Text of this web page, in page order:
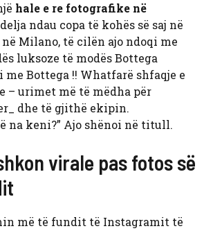
hale e re fotografike në
ndau copa të kohës së saj në
Milano, të cilën ajo ndoqi me
luksoze të modës Bottega
me Bottega !! Whatfarë shfaqje e
– urimet më të mëdha për
dhe të gjithë ekipin.
na keni?” Ajo shënoi në titull.
virale pas fotos së
më të fundit të Instagramit të